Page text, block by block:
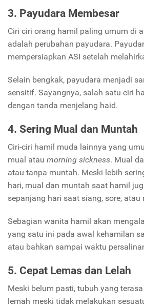
3. Payudara Membesar
Ciri ciri orang hamil paling umum di
adalah perubahan payudara.
mempersiapkan ASI setelah
Selain bengkak, payudara menjadi
sensitif. Sayangnya, salah satu ciri
dengan tanda menjelang haid.
4. Sering Mual dan Muntah
Ciri-ciri hamil muda lainnya yang
mual atau morning sickness. Mual
atau tanpa muntah. Meski lebih
hari, mual dan muntah saat hamil
sepanjang hari saat siang, sore, atau
Sebagian wanita hamil akan
yang satu ini pada awal kehamilan
atau bahkan sampai waktu
5. Cepat Lemas dan Lelah
Meski belum pasti, tubuh yang
lemah meski tidak melakukan